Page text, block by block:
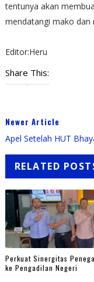
tentunya akan
mendatangi mako dan
Editor:Heru
Share This:
Newer Article
Apel Setelah HUT
RELATED
Perkuat Sinergitas
ke Pengadilan Negeri